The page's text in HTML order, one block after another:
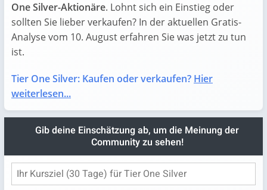
One Silver-Aktionäre. Lohnt sich ein Einstieg oder
sollten Sie lieber verkaufen? In der aktuellen Gratis-
Analyse vom 10. August erfahren Sie was jetzt zu tun
ist.
Tier One Silver: Kaufen oder verkaufen? Hier
weiterlesen...
Gib deine Einschätzung ab, um die Meinung der
Community zu sehen!